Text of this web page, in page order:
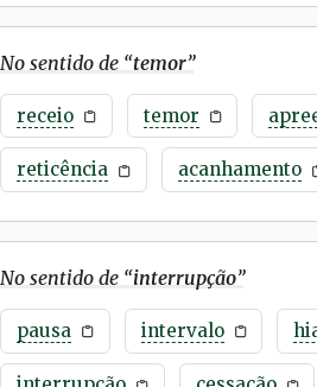
No sentido de “temor”
receio temor
reticência acanhamento
No sentido de “interrupção”
pausa intervalo